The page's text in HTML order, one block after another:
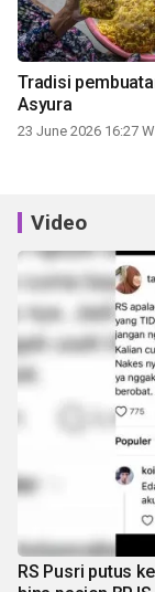
Tradisi
Asyura
23 June 2026 16:27
Video
RS Pusri putus